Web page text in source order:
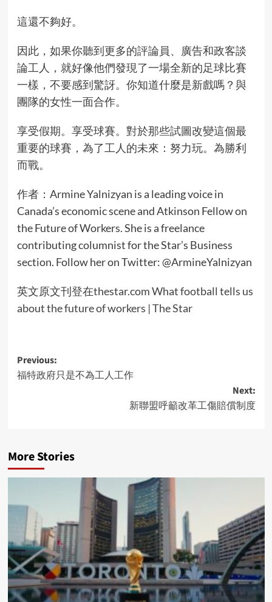
這還不夠好。
因此，如果你聽到更多的評論員、廣告和政客談
論工人，就好像他們發現了一場全新的足球比賽
一樣，不要感到驚訝。你知道什麼是新戲嗎？與
團隊的女性一面合作。
享受假期。享受球賽。對於那些試圖改變這個最
重要的球賽，為了工人的未來：努力玩。為勝利
而戰。
作者：Armine Yalnizyan is a leading voice in
Canada’s economic scene and Atkinson Fellow on
the Future of Workers. She is a freelance
contributing columnist for the Star’s Business
section. Follow her on Twitter: @ArmineYalnizyan
英文原文刊登在thestar.com What football tells us
about the future of workers | The Star
Post
navigation
Previous:
福特政府只是不為工人工作
Next:
新聯盟呼籲改革工傷賠償制度
More Stories